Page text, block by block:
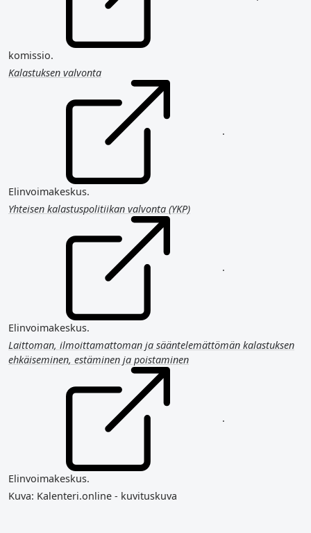
komissio.
Kalastuksen valvonta
.
Elinvoimakeskus.
Yhteisen kalastuspolitiikan valvonta (YKP)
.
Elinvoimakeskus.
Laittoman, ilmoittamattoman ja sääntelemättömän kalastuksen
ehkäiseminen, estäminen ja poistaminen
.
Elinvoimakeskus.
Kuva: Kalenteri.online - kuvituskuva